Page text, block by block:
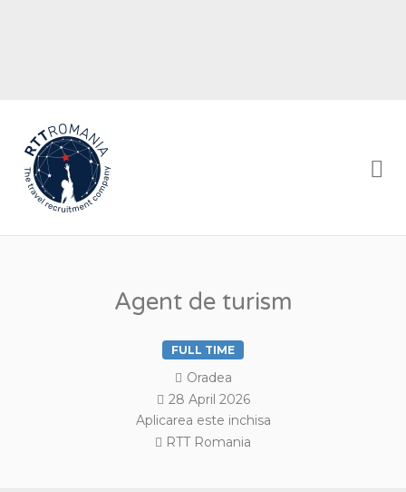
Agent de turism
FULL TIME
Oradea
28 April 2026
Aplicarea este inchisa
RTT Romania